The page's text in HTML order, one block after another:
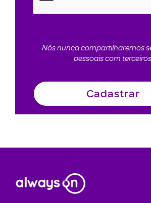
Nós nunca compartilharemos
pessoais com